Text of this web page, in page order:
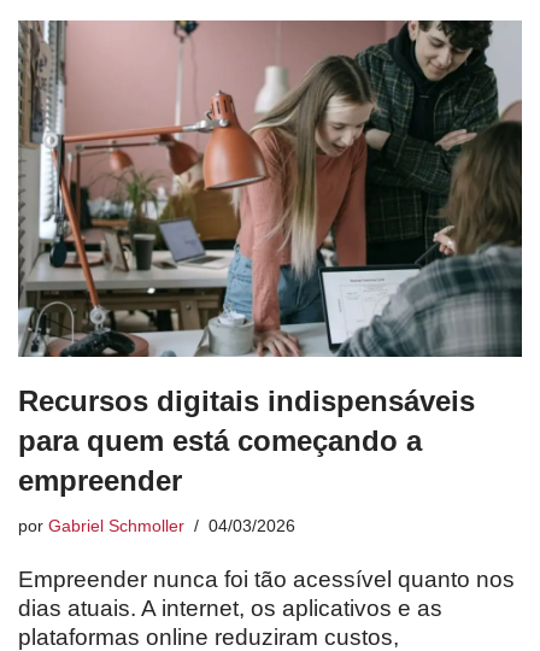
Recursos digitais indispensáveis
para quem está começando a
empreender
por Gabriel Schmoller 04/03/2026
Empreender nunca foi tão acessível quanto nos
dias atuais. A internet, os aplicativos e as
plataformas online reduziram custos,